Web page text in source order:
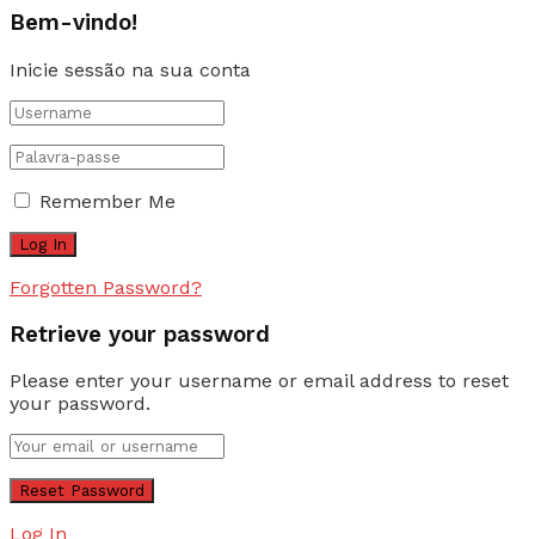
Bem-vindo!
Inicie sessão na sua conta
Remember Me
Forgotten Password?
Retrieve your password
Please enter your username or email address to reset
your password.
Log In